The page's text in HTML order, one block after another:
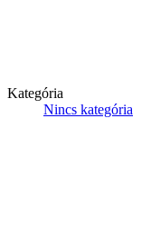
Kategória
Nincs kategória